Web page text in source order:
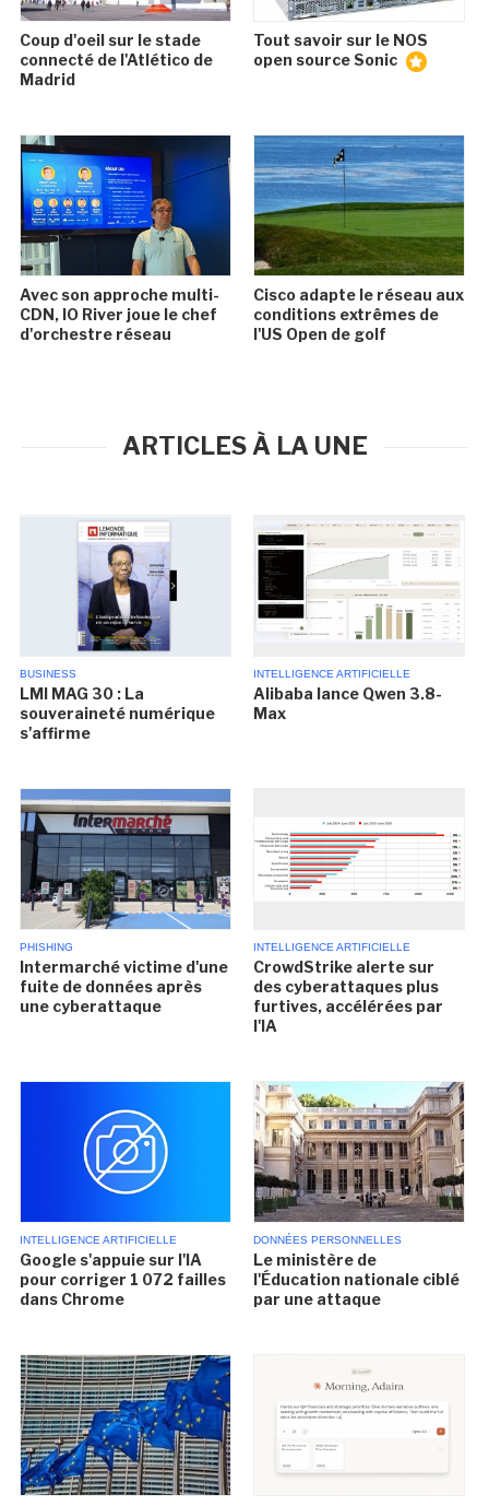
Coup d'oeil sur le stade
connecté de l'Atlético de
Madrid
Tout savoir sur le NOS
open source Sonic
Avec son approche multi-
CDN, IO River joue le chef
d'orchestre réseau
Cisco adapte le réseau aux
conditions extrêmes de
l'US Open de golf
ARTICLES À LA UNE
BUSINESS
LMI MAG 30 : La
souveraineté numérique
s'affirme
INTELLIGENCE ARTIFICIELLE
Alibaba lance Qwen 3.8-
Max
PHISHING
Intermarché victime d'une
fuite de données après
une cyberattaque
INTELLIGENCE ARTIFICIELLE
CrowdStrike alerte sur
des cyberattaques plus
furtives, accélérées par
l'IA
INTELLIGENCE ARTIFICIELLE
Google s'appuie sur l'IA
pour corriger 1 072 failles
dans Chrome
DONNÉES PERSONNELLES
Le ministère de
l'Éducation nationale ciblé
par une attaque